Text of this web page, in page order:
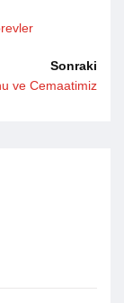
Sonraki
ve Cemaatimiz